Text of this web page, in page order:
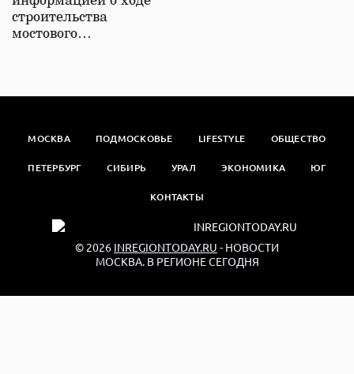
строительства
мостового…
МОСКВА ПОДМОСКОВЬЕ LIFESTYLE ОБЩЕСТВО
ПЕТЕРБУРГ СИБИРЬ УРАЛ ЭКОНОМИКА ЮГ
КОНТАКТЫ
© 2026 INREGIONTODAY.RU - НОВОСТИ
МОСКВА. В РЕГИОНЕ СЕГОДНЯ